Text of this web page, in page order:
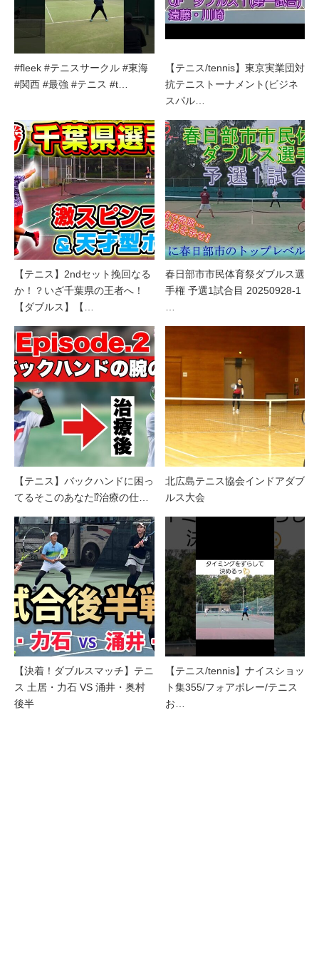
#fleek #テニスサークル #東海
#関西 #最強 #テニス #t…
【テニス/tennis】東京実業団対
抗テニストーナメント(ビジネ
スパル…
【テニス】2ndセット挽回なる
か！？いざ千葉県の王者へ！
【ダブルス】【…
春日部市市民体育祭ダブルス選
手権 予選1試合目 20250928-1
…
【テニス】バックハンドに困っ
てるそこのあなた⁉︎治療の仕…
北広島テニス協会インドアダブ
ルス大会
【決着！ダブルスマッチ】テニ
ス 土居・力石 VS 涌井・奥村
後半
【テニス/tennis】ナイスショッ
ト集355/フォアボレー/テニス
お…